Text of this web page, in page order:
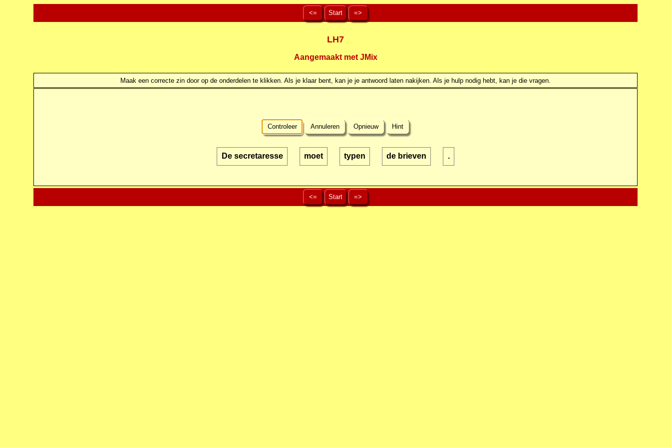
<= Start =>
LH7
Aangemaakt met JMix
Maak een correcte zin door op de onderdelen te klikken. Als je klaar bent, kan je je antwoord laten nakijken. Als je hulp nodig hebt, kan je die vragen.
Controleer Annuleren Opnieuw Hint
De secretaresse moet typen de brieven .
<= Start =>